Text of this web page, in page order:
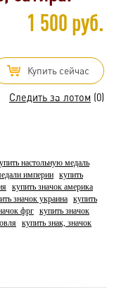
1 500 руб.
Купить сейчас
Следить за лотом (0)
настольную медаль
империи
купить
купить значок америка
значок украина
купить
фрг
купить значок
купить знак, значок